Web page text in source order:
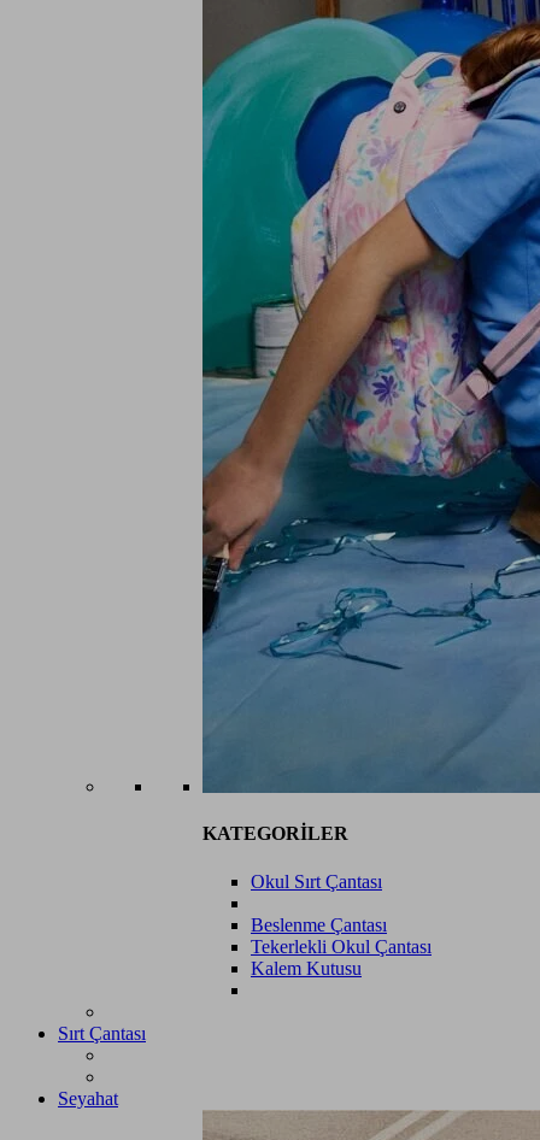
KATEGORİLER
Okul Sırt Çantası
Beslenme Çantası
Tekerlekli Okul Çantası
Kalem Kutusu
Sırt Çantası
Seyahat